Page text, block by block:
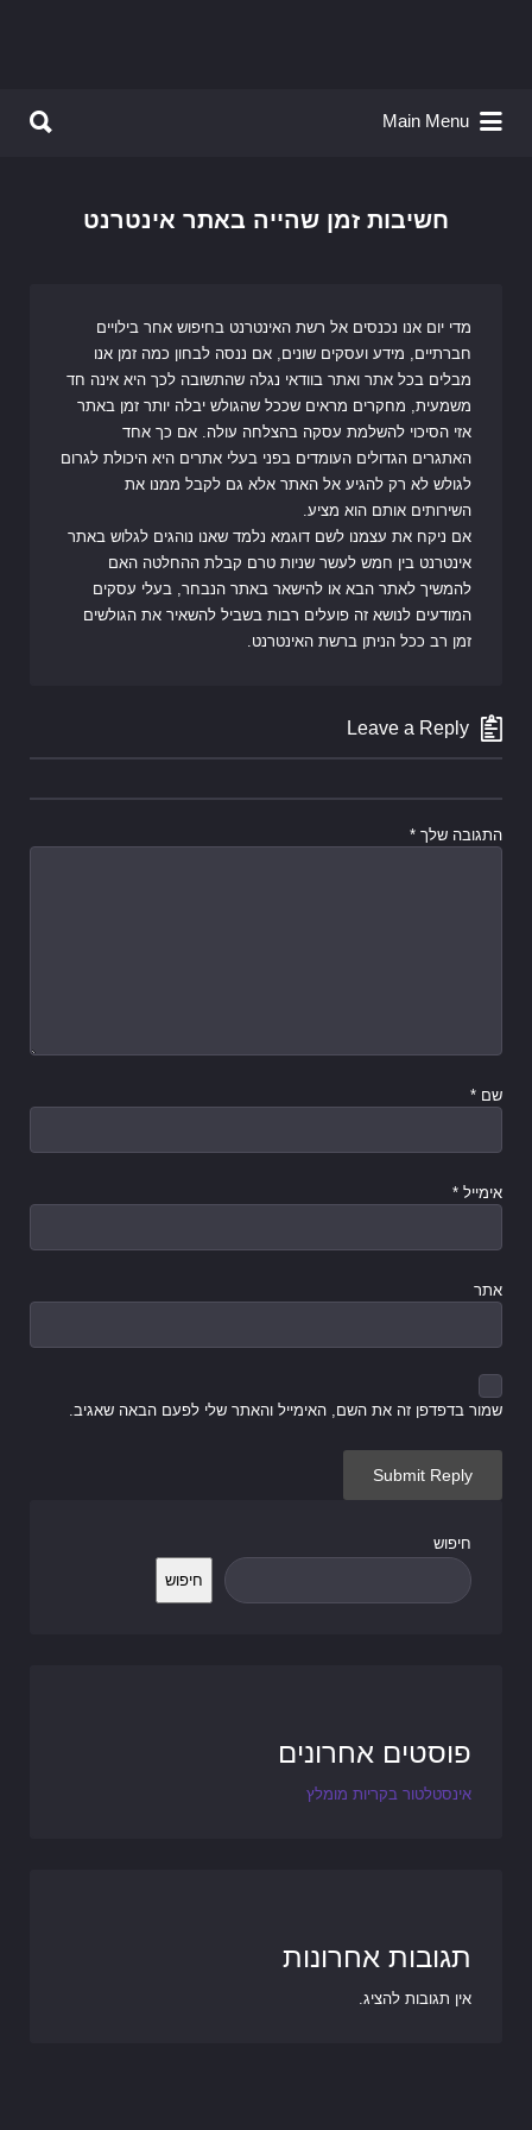
Main Menu
חשיבות זמן שהייה באתר אינטרנט
מדי יום אנו נכנסים אל רשת האינטרנט בחיפוש אחר בילויים
חברתיים, מידע ועסקים שונים, אם ננסה לבחון כמה זמן אנו
מבלים בכל אתר ואתר בוודאי נגלה שהתשובה לכך היא אינה חד
משמעית, מחקרים מראים שככל שהגולש יבלה יותר זמן באתר
אזי הסיכוי להשלמת עסקה בהצלחה עולה. אם כך אחד
האתגרים הגדולים העומדים בפני בעלי אתרים היא היכולת לגרום
לגולש לא רק להגיע אל האתר אלא גם לקבל ממנו את
השירותים אותם הוא מציע.
אם ניקח את עצמנו לשם דוגמא נלמד שאנו נוהגים לגלוש באתר
אינטרנט בין חמש לעשר שניות טרם קבלת ההחלטה האם
להמשיך לאתר הבא או להישאר באתר הנבחר, בעלי עסקים
המודעים לנושא זה פועלים רבות בשביל להשאיר את הגולשים
זמן רב ככל הניתן ברשת האינטרנט.
Leave a Reply
התגובה שלך *
שם *
אימייל *
אתר
שמור בדפדפן זה את השם, האימייל והאתר שלי לפעם הבאה שאגיב.
חיפוש
חיפוש
פוסטים אחרונים
אינסטלטור בקריות מומלץ
תגובות אחרונות
אין תגובות להציג.